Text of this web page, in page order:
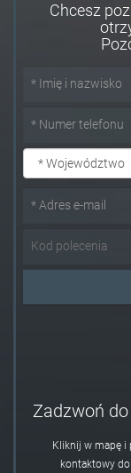
Chcesz
Zadzwoń
Kliknij w mapę i
kontaktowy